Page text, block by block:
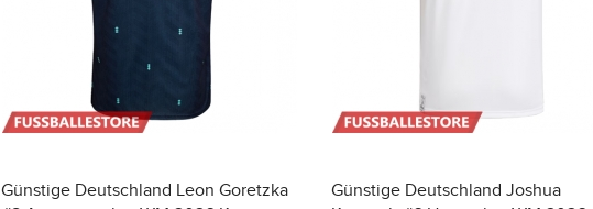
Günstige Deutschland Leon Goretzka
Günstige Deutschland Joshua